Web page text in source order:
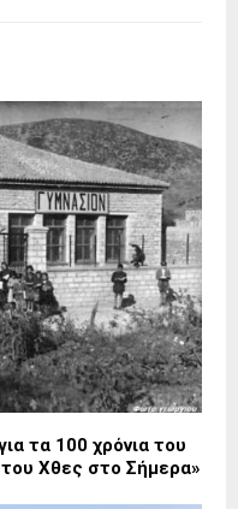
τα 100 χρόνια του
Χθες στο Σήμερα»